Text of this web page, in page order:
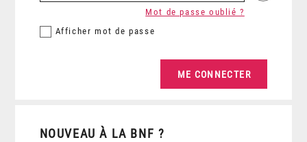
Afficher mot de passe
Mot de passe oublié ?
NOUVEAU À LA BNF ?